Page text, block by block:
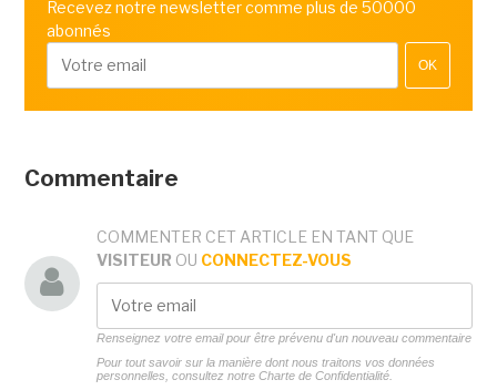
Recevez notre newsletter comme plus de 50000
abonnés
OK
Commentaire
COMMENTER CET ARTICLE EN TANT QUE
VISITEUR OU CONNECTEZ-VOUS
Renseignez votre email pour être prévenu d'un nouveau commentaire
Pour tout savoir sur la manière dont nous traitons vos données
personnelles, consultez notre Charte de Confidentialité.